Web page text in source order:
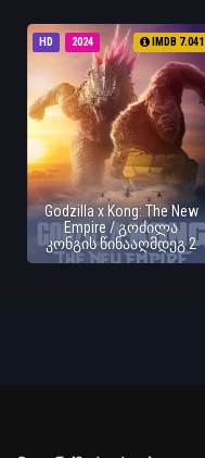
HD 2024 IMDB 7.041
Godzilla x Kong: The New
Empire / გოძილა
კონგის წინააღმდეგ 2